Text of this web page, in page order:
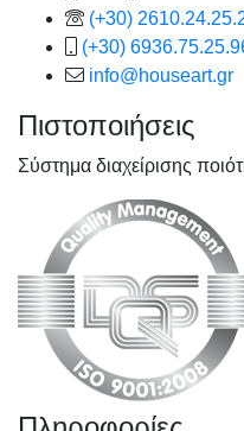
(+30)
(+30)
info@houseart.gr
Πιστοποιήσεις
Σύστημα διαχείρισης